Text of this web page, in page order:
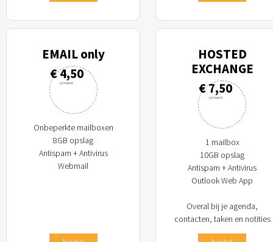
EMAIL only
€ 4,50
p/maand
Onbeperkte mailboxen
8GB opslag
Antispam + Antivirus
Webmail
HOSTED
EXCHANGE
€ 7,50
p/maand
1 mailbox
10GB opslag
Antispam + Antivirus
Outlook Web App
Overal bij je agenda,
contacten, taken en notities